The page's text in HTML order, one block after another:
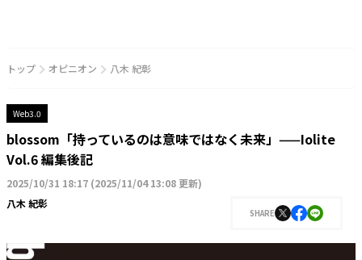
トップ オピニオン 八木 紀彰
Web3.0
blossom「持っているのは意味ではなく未来」——Iolite
Vol.6 編集後記
2025/10/31 18:17 (2025/11/04 13:08 更新)
八木 紀彰
SHARE